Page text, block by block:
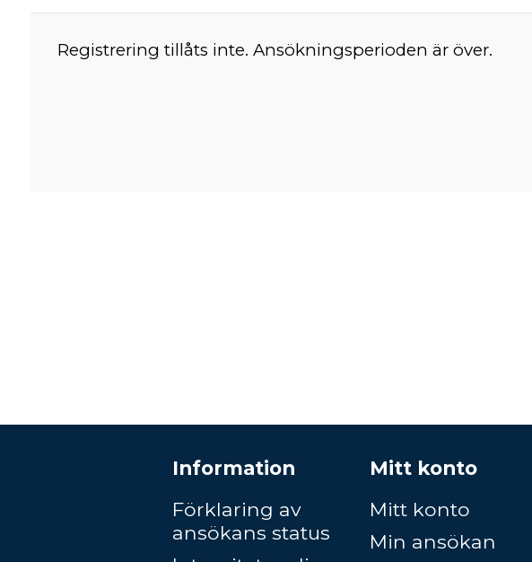
Registrering tillåts inte. Ansökningsperioden är över.
Information
Förklaring av
ansökans status
Mitt konto
Mitt konto
Min ansökan